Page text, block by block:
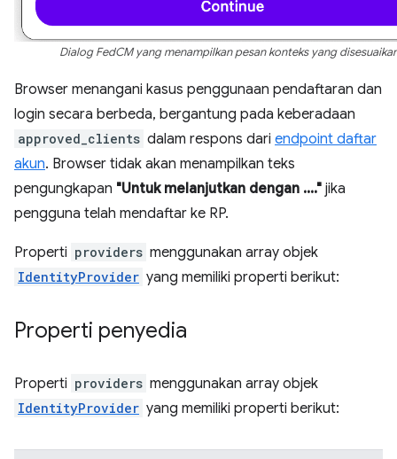
Dialog FedCM yang menampilkan pesan konteks yang
Browser menangani kasus penggunaan pendaftaran dan
login secara berbeda, bergantung pada keberadaan
approved_clients dalam respons dari endpoint daftar
akun. Browser tidak akan menampilkan teks
pengungkapan "Untuk melanjutkan dengan ...." jika
pengguna telah mendaftar ke RP.
Properti providers menggunakan array objek
IdentityProvider yang memiliki properti berikut:
Properti penyedia
Properti providers menggunakan array objek
IdentityProvider yang memiliki properti berikut: